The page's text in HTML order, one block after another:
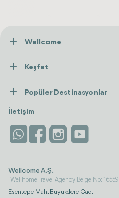
Wellcome
İletişim
Keşfet
Wellness
Konaklama
Life Platform
Popüler Destinasyonlar
Tümünü Gör
İstanbul
İletişim
Wellcome A.Ş.
Wellhome Travel Agency Belge No: 16559
Esentepe Mah. Büyükdere Cad.